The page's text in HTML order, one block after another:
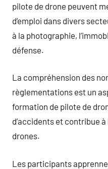
pilote de drone peuvent
d’emploi dans divers
à la photographie,
défense.
La compréhension des
règlementations est un
formation de pilote de
d’accidents et contribue
drones.
Les participants